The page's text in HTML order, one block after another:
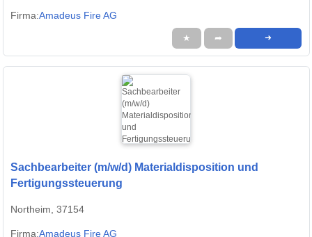
Firma:Amadeus Fire AG
★ ➦ ➜
Sachbearbeiter (m/w/d) Materialdisposition und
Fertigungssteuerung
Northeim, 37154
Firma:Amadeus Fire AG